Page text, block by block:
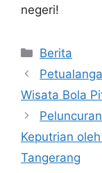
negeri!
Kategori
Berita
Wisata Bola
Keputrian
Tangerang